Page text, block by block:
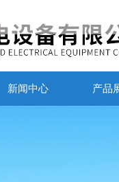
新闻中心 产品